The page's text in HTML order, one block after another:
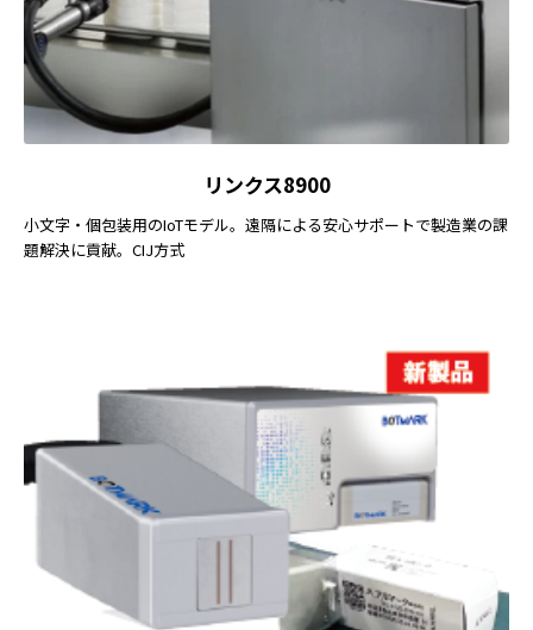
リンクス8900
小文字・個包装用のIoTモデル。遠隔による安心サポートで製造業の課
題解決に貢献。CIJ方式